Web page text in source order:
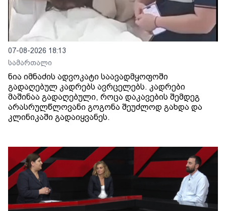
07-08-2026 18:13
სამართალი
ნია იმნაძის ადვოკატი საავადმყოფოში
გადაღებულ კადრებს ავრცელებს. კადრები
მაშინაა გადაღებული, როცა დაკავების შემდეგ
არასრულწლოვანი გოგონა შეუძლოდ გახდა და
კლინიკაში გადაიყვანეს.